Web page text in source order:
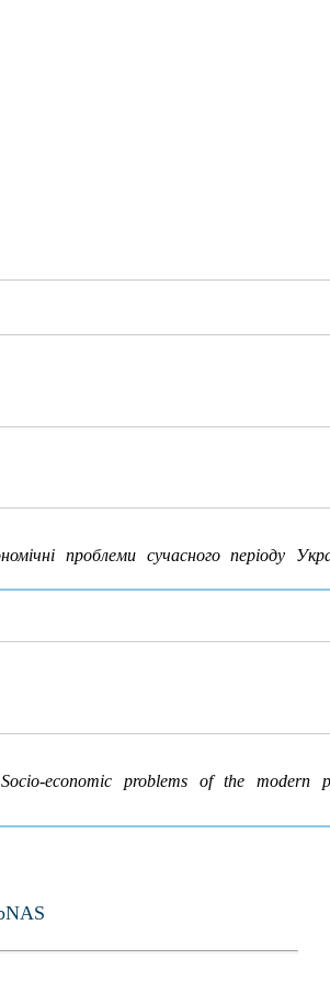
проблеми сучасного періоду
Socio-economic problems of the modern